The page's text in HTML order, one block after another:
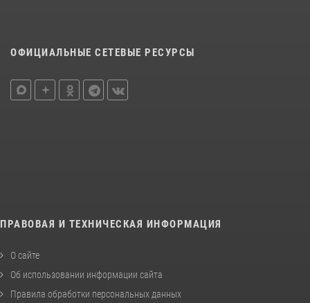
ОФИЦИАЛЬНЫЕ СЕТЕВЫЕ РЕСУРСЫ
ПРАВОВАЯ И ТЕХНИЧЕСКАЯ ИНФОРМАЦИЯ
О сайте
Об использовании информации сайта
Правила обработки персональных данных